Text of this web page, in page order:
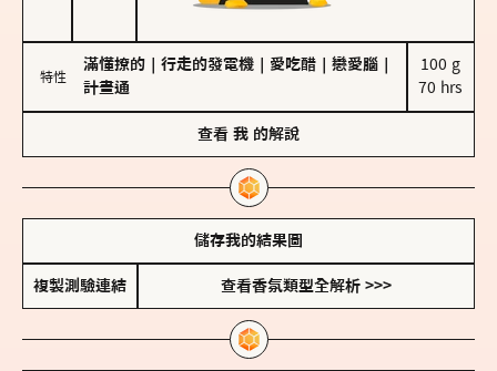
特性
滿懂撩的 行走的發電機 愛吃醋 戀愛腦
計畫通
100 g
70 hrs
查看 我 的解說
儲存我的結果圖
複製測驗連結 查看香氛類型全解析 >>>